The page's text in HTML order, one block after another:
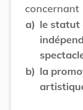
concernant
a) le statut
b) la